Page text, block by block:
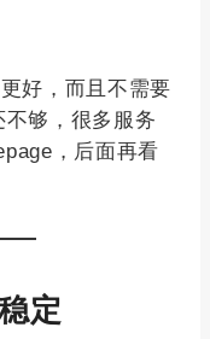
好，而且不需要
够，很多服务
，后面再看
定